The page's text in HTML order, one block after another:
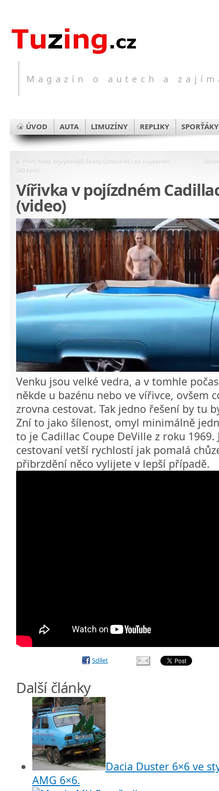
Magazín o autech a
ÚVOD AUTA LIMUZÍNY REPLIKY SPORŤÁKY
« První fotky nejvýkonější Škody Octavie RS ( asi s výkonem
280 koní)
Vířivka v pojízdném
(video)
Venku jsou velké vedra, a v tomhle
někde u bazénu nebo ve vířivce, ovšem
zrovna cestovat. Tak jedno řešení by tu
Zní to jako šílenost, omyl minimálně
to je Cadillac Coupe DeVille z roku 1969.
cestovaní vetší rychlostí jak pomalá
přibrzdění něco vylijete v lepší případě.
Sdílet
Další články
Dacia Duster 6×6 ve
AMG 6×6.